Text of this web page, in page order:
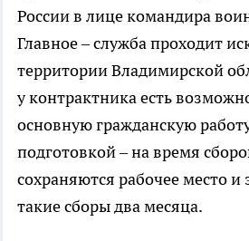
России в лице командира
Главное – служба проходит
территории Владимирской
у контрактника есть
основную гражданскую
подготовкой – на время
сохраняются рабочее место и
такие сборы два месяца.